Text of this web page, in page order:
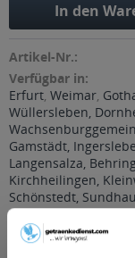
In den
Artikel-Nr.:
Verfügbar in:
Erfurt, Weimar,
Wüllersleben,
Gamstädt,
Langensalza,
Kirchheilingen,
Schönstedt,
Brüheim, Bufleben,
Friedrichswerth,
Günthersleben,